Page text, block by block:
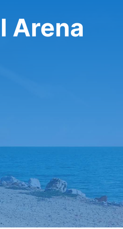
Arena